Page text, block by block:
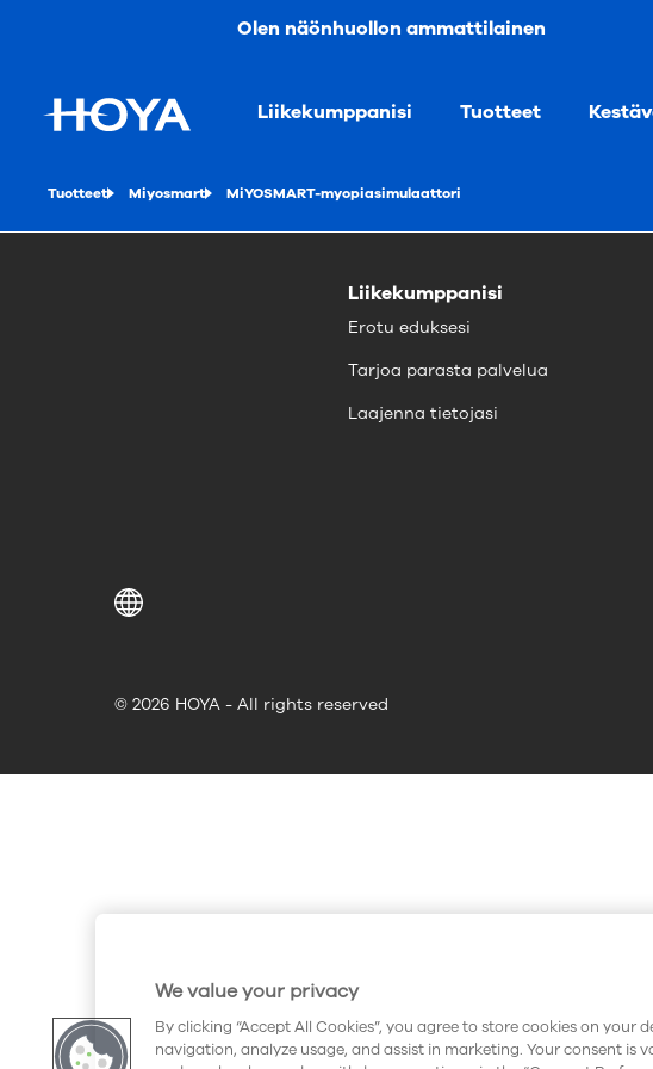
Olen näönhuollon ammattilainen
Liikekumppanisi Tuotteet
Tuotteet Miyosmart MiYOSMART-myopiasimulaattori
Liikekumppanisi
Erotu eduksesi
Tarjoa parasta palvelua
Laajenna tietojasi
© 2026 HOYA - All rights reserved
We value your privacy
By clicking “Accept All Cookies”, you agree to store cookies on your
navigation, analyze usage, and assist in marketing. Your consent is